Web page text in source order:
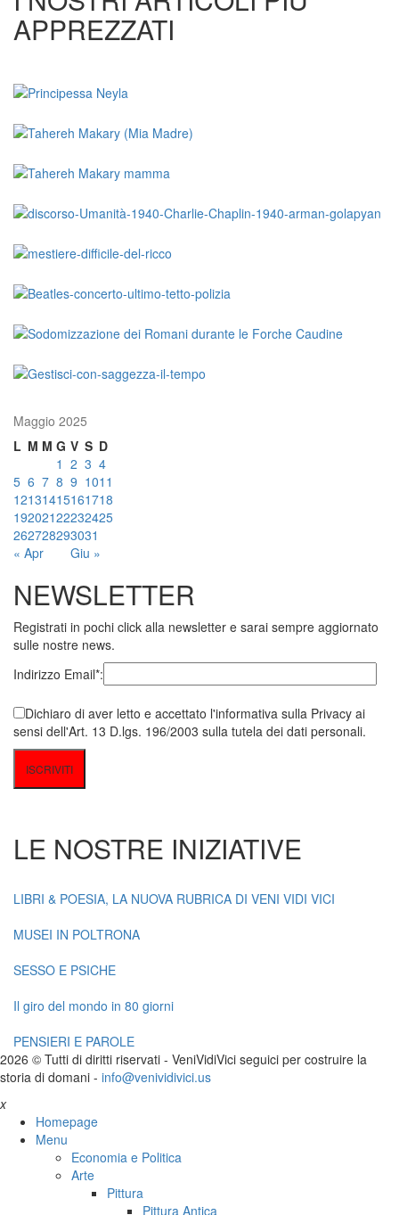
APPREZZATI
Maggio 2025
L M M G V S D
« Apr Giu »
1 2 3 4
5 6 7 8 9 1011
12131415161718
19202122232425
262728293031
NEWSLETTER
Registrati in pochi click alla newsletter e sarai sempre aggiornato
sulle nostre news.
Indirizzo Email*:
Dichiaro di aver letto e accettato l'informativa sulla Privacy ai
sensi dell'Art. 13 D.lgs. 196/2003 sulla tutela dei dati personali.
LE NOSTRE INIZIATIVE
LIBRI & POESIA, LA NUOVA RUBRICA DI VENI VIDI VICI
MUSEI IN POLTRONA
SESSO E PSICHE
Il giro del mondo in 80 giorni
PENSIERI E PAROLE
2026 © Tutti di diritti riservati - VeniVidiVici seguici per costruire la
storia di domani - info@venividivici.us
x
Homepage
Menu
Economia e Politica
Arte
Pittura
Pittura Antica